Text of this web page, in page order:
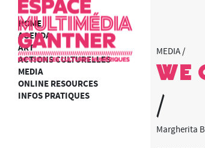
HOME
AGENDA
ART
ACTIONS CULTURELLES
MEDIA
ONLINE RESOURCES
INFOS PRATIQUES
MEDIA /
We
/
Margherita